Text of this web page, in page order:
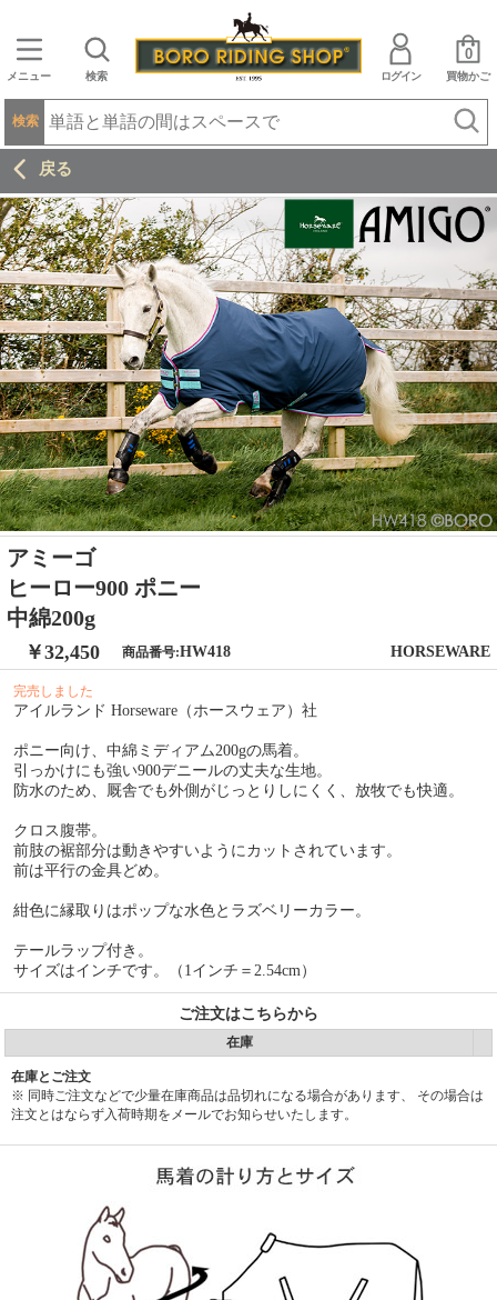
メニュー 検索 ログイン 買物かご
0
検索
戻る
アミーゴ
ヒーロー900 ポニー
中綿200g
￥32,450 商品番号:HW418 HORSEWARE
完売しました
アイルランド Horseware（ホースウェア）社
ポニー向け、中綿ミディアム200gの馬着。
引っかけにも強い900デニールの丈夫な生地。
防水のため、厩舎でも外側がじっとりしにくく、放牧でも快適。
クロス腹帯。
前肢の裾部分は動きやすいようにカットされています。
前は平行の金具どめ。
紺色に縁取りはポップな水色とラズベリーカラー。
テールラップ付き。
サイズはインチです。（1インチ＝2.54cm）
ご注文はこちらから
在庫
在庫とご注文
※ 同時ご注文などで少量在庫商品は品切れになる場合があります、 その場合は
注文とはならず入荷時期をメールでお知らせいたします。